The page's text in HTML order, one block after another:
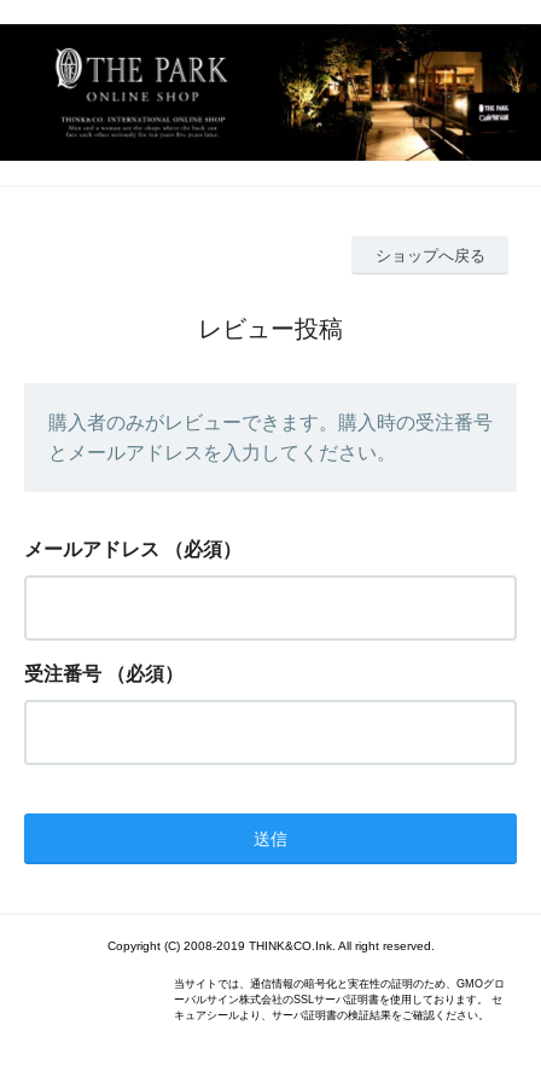
ショップへ戻る
レビュー投稿
購入者のみがレビューできます。購入時の受注番号
とメールアドレスを入力してください。
メールアドレス （必須）
受注番号 （必須）
Copyright (C) 2008-2019 THINK&CO.Ink. All right reserved.
当サイトでは、通信情報の暗号化と実在性の証明のため、GMOグロ
ーバルサイン株式会社のSSLサーバ証明書を使用しております。 セ
キュアシールより、サーバ証明書の検証結果をご確認ください。